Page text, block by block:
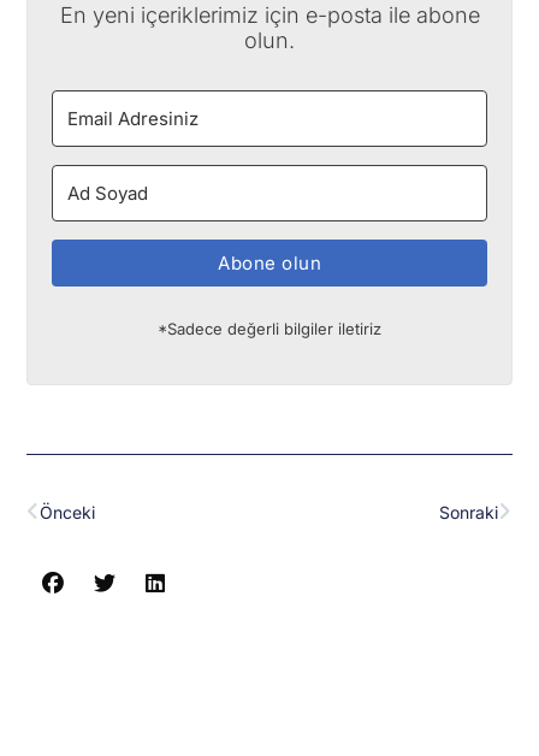
En yeni içeriklerimiz için e-posta ile abone
olun.
Abone olun
*Sadece değerli bilgiler iletiriz
Önceki Sonraki